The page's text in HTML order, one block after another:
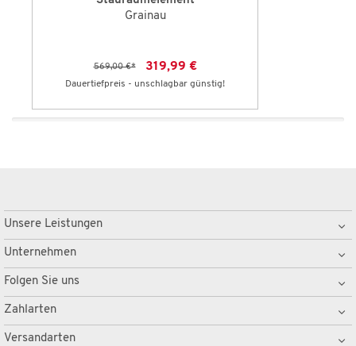
Grainau
569,00 €* 319,99 €
Dauertiefpreis - unschlagbar günstig!
Unsere Leistungen
Unternehmen
Folgen Sie uns
Zahlarten
Versandarten